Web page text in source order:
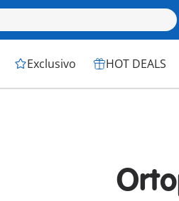
Exclusivo HOT DEALS